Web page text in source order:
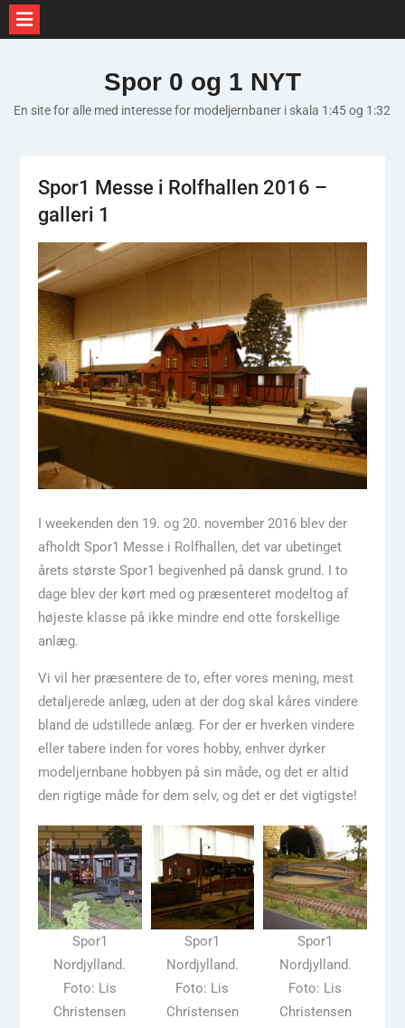
Spor 0 og 1 NYT
En site for alle med interesse for modeljernbaner i skala 1:45 og 1:32
Spor1 Messe i Rolfhallen 2016 –
galleri 1
I weekenden den 19. og 20. november 2016 blev der
afholdt Spor1 Messe i Rolfhallen, det var ubetinget
årets største Spor1 begivenhed på dansk grund. I to
dage blev der kørt med og præsenteret modeltog af
højeste klasse på ikke mindre end otte forskellige
anlæg.
Vi vil her præsentere de to, efter vores mening, mest
detaljerede anlæg, uden at der dog skal kåres vindere
bland de udstillede anlæg. For der er hverken vindere
eller tabere inden for vores hobby, enhver dyrker
modeljernbane hobbyen på sin måde, og det er altid
den rigtige måde for dem selv, og det er det vigtigste!
Spor1
Nordjylland.
Foto: Lis
Christensen
Spor1
Nordjylland.
Foto: Lis
Christensen
Spor1
Nordjylland.
Foto: Lis
Christensen